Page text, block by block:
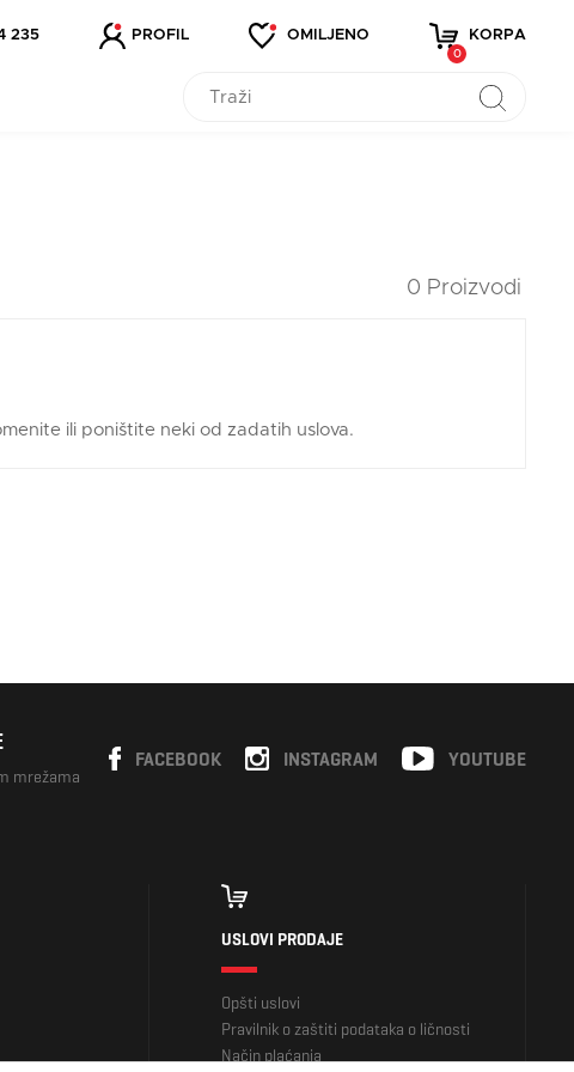
235 PROFIL OMILJENO KORPA
0
0 Proizvodi
ili poništite neki od zadatih uslova.
mrežama
YOUTUBE
INSTAGRAM
FACEBOOK
USLOVI PRODAJE
Opšti uslovi
Pravilnik o zaštiti podataka o ličnosti
Način plaćanja